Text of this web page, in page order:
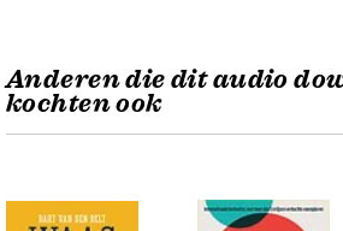
Anderen die dit audio
kochten ook